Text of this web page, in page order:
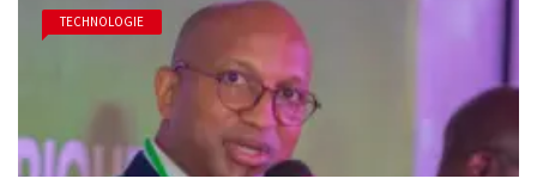
TECHNOLOGIE